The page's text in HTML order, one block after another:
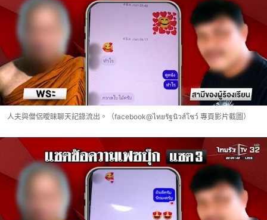
人夫與僧侶曖昧聊天記錄流出。（facebook@ไทยรัฐนิวส์โชว์ 專頁影片截圖）